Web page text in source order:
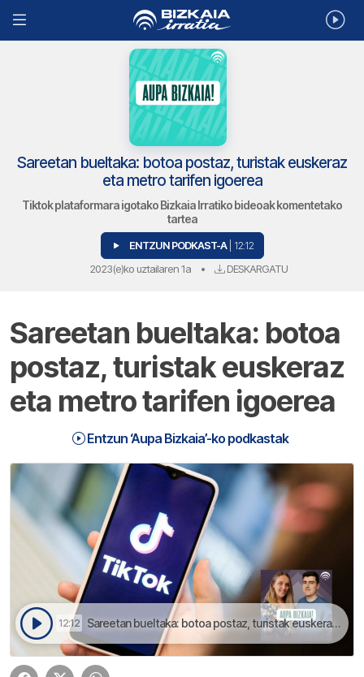
Sareetan bueltaka: botoa postaz, turistak euskeraz
eta metro tarifen igoerea
Tiktok plataformara igotako Bizkaia Irratiko bideoak komentetako
tartea
ENTZUN PODKAST-A | 12:12
2023(e)ko uztailaren 1a • DESKARGATU
Sareetan bueltaka: botoa
postaz, turistak euskeraz
eta metro tarifen igoerea
Entzun ‘Aupa Bizkaia’-ko podkastak
12:12 Sareetan bueltaka: botoa postaz, turistak euskeraz eta metro tarifen igoerea | Aupa Bizkaia